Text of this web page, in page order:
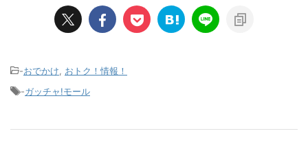
-おでかけ
おトク！情報！
-ガッチャ!モール